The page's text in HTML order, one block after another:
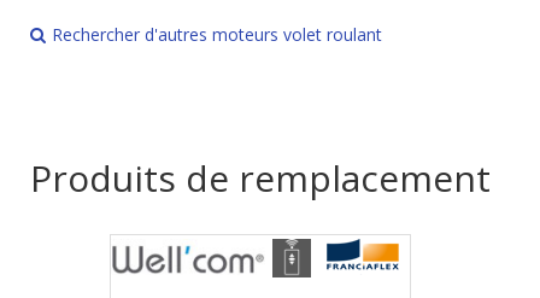
Rechercher d'autres moteurs volet roulant
Produits de remplacement